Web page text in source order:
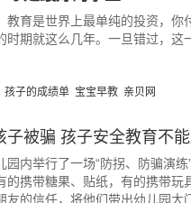
教育是世界上最单纯的投资，
时期就这么几年。一旦错过，这
孩子的成绩单 宝宝早教 亲贝网
子被骗 孩子安全教育不
园内举行了一场“防拐、防骗演
的携带糖果、贴纸，有的携带
友的信任，将他们带出幼儿园大